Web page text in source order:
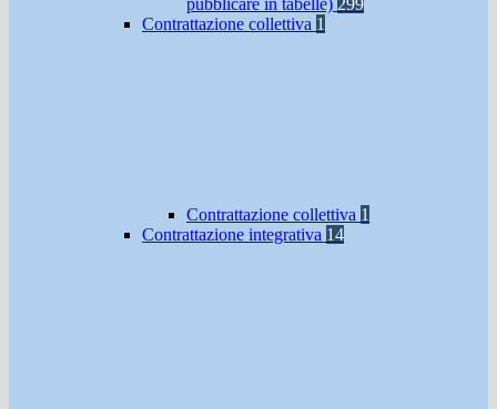
Contrattazione collettiva 1
Contrattazione collettiva 1
Contrattazione integrativa 14